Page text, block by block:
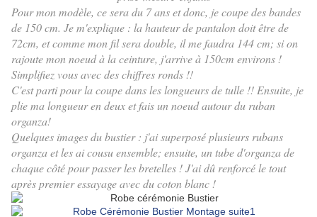
Pour mon modèle, ce sera du 7 ans et donc, je coupe des bandes
de 150 cm. Je m'explique : la hauteur de pantalon doit être de
72cm, et comme mon fil sera double, il me faudra 144 cm; si on
rajoute mon noeud à la ceinture, j'arrive à 150cm environs !
Simplifiez vous avec des chiffres ronds !!
C'est parti pour la coupe dans les longueurs de tulle !! Ensuite, je
plie ma longueur en deux et fais un noeud autour du ruban
organza!
Quelques images du bustier : j'ai superposé plusieurs rubans
organza et les ai cousu ensemble; ensuite, un tube d'organza de
chaque côté pour passer les bretelles ! J'ai dû renforcé le tout
après premier essayage avec du coton blanc !